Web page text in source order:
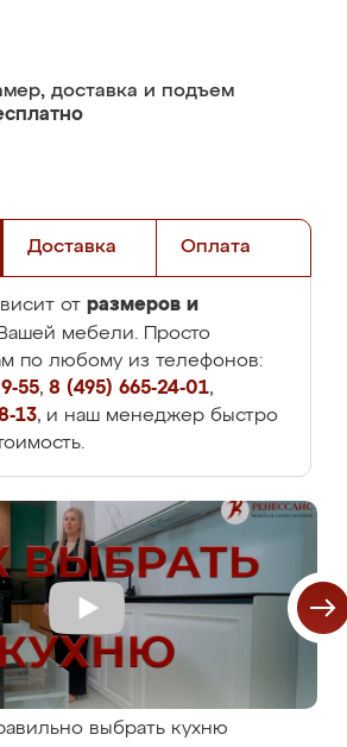
доставка и подъем
Доставка Оплата
от размеров и
Вашей мебели. Просто
по любому из телефонов:
55, 8 (495) 665-24-01,
13, и наш менеджер быстро
выбрать кухню